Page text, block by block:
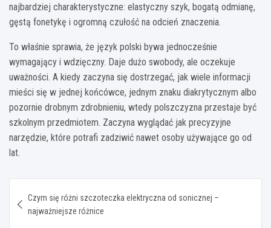
najbardziej charakterystyczne: elastyczny szyk, bogatą odmianę,
gęstą fonetykę i ogromną czułość na odcień znaczenia.
To właśnie sprawia, że język polski bywa jednocześnie
wymagający i wdzięczny. Daje dużo swobody, ale oczekuje
uważności. A kiedy zaczyna się dostrzegać, jak wiele informacji
mieści się w jednej końcówce, jednym znaku diakrytycznym albo
pozornie drobnym zdrobnieniu, wtedy polszczyzna przestaje być
szkolnym przedmiotem. Zaczyna wyglądać jak precyzyjne
narzędzie, które potrafi zadziwić nawet osoby używające go od
lat.
wpisu
Czym się różni szczoteczka elektryczna od sonicznej –
najważniejsze różnice